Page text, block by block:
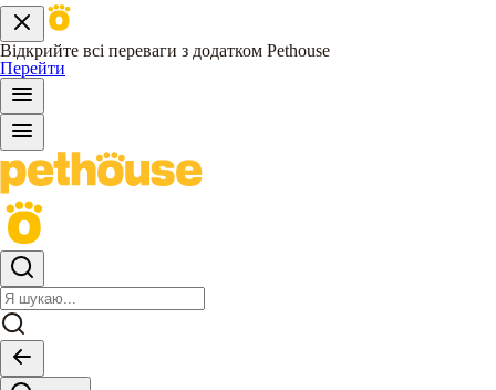
Відкрийте всі переваги з додатком Pethouse
Перейти